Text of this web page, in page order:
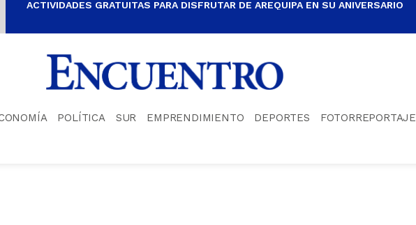
ACTIVIDADES GRATUITAS PARA DISFRUTAR DE AREQUIPA EN SU ANIVERSARIO
POLÍTICA SUR EMPRENDIMIENTO DEPORTES FOTORREPORTAJE